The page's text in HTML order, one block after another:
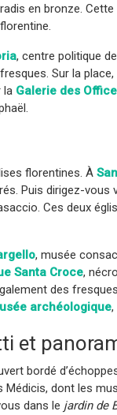
en bronze.
, centre politique
Sur la
la Galerie des
florentines. À
Puis dirigez-vous
Ces deux
, musée
Santa Croce,
des
archéologique,
et
bordé
Médicis, dont les
dans le jardin de